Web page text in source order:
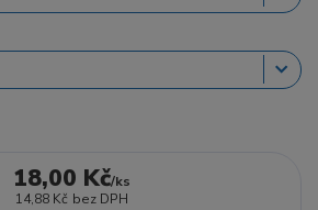
18,00 Kč/ks
14,88 Kč bez DPH